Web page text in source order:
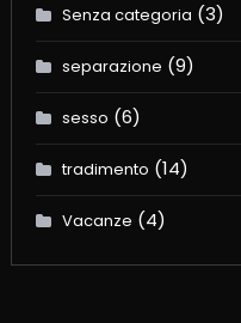
Senza categoria (3)
separazione (9)
sesso (6)
tradimento (14)
Vacanze (4)